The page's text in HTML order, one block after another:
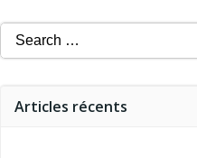
Search
for:
Articles récents